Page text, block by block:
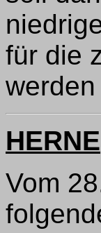
für die
HERNE
Vom